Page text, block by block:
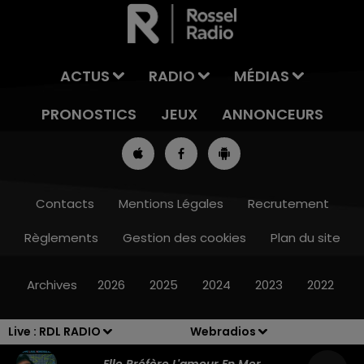
Live : RDL RADIO
Webradios
7h00 - 10h00
ACTUS RADIO
MÉDIAS
PRONOSTICS
JEUX ANNONCEURS
Contacts Mentions Légales
Recrutement
Règlements
Gestion des cookies Plan du site
Archives 2026 2025 2024 2023 2022